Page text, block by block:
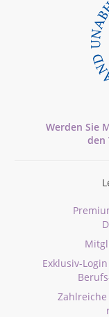
Werden Sie
den
Exklusiv-